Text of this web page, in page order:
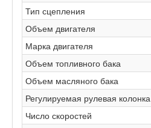
Тип сцепления
Объем двигателя
Марка двигателя
Объем топливного бака
Объем масляного бака
Регулируемая рулевая колонка
Число скоростей